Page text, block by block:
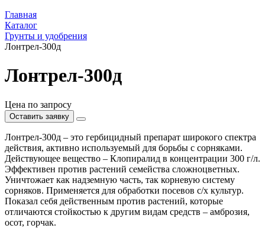
Главная
Каталог
Грунты и удобрения
Лонтрел-300д
Лонтрел-300д
Цена по запросу
Оставить заявку
Лонтрел-300д – это гербицидный препарат широкого спектра
действия, активно используемый для борьбы с сорняками.
Действующее вещество – Клопиралид в концентрации 300 г/л.
Эффективен против растений семейства сложноцветных.
Уничтожает как надземную часть, так корневую систему
сорняков. Применяется для обработки посевов с/х культур.
Показал себя действенным против растений, которые
отличаются стойкостью к другим видам средств – амброзия,
осот, горчак.